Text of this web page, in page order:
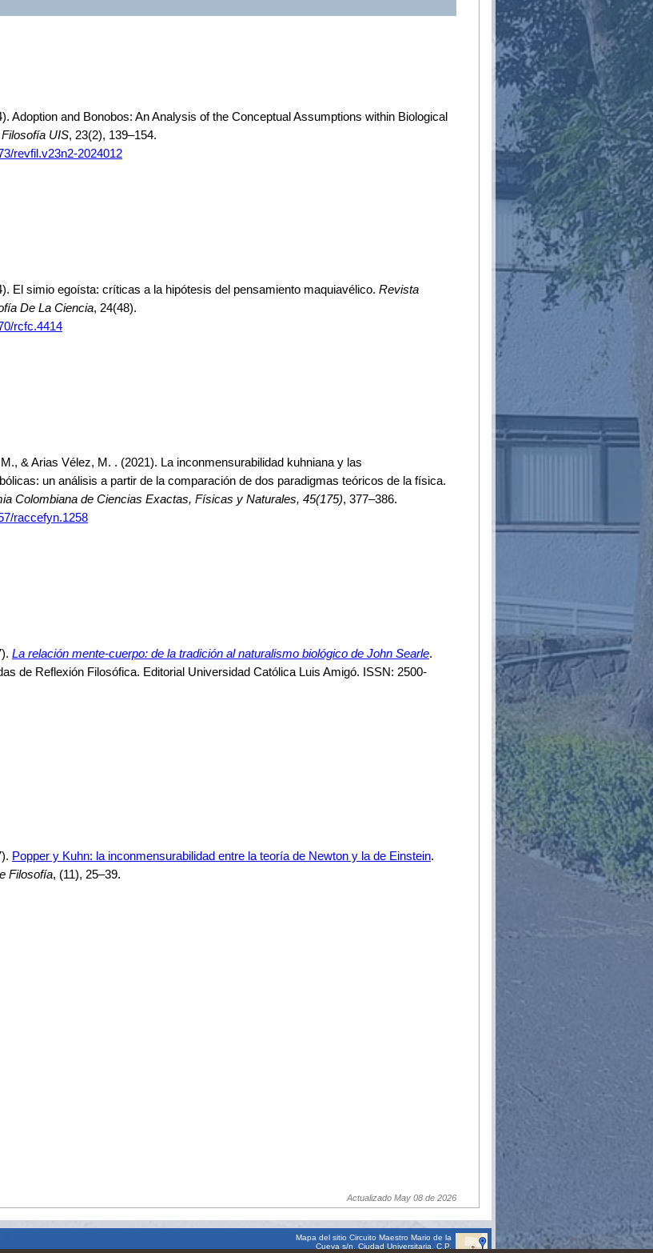
Adoption and Bonobos: An Analysis of the Conceptual Assumptions within Biological
UIS, 23(2), 139–154.
revfil.v23n2-2024012
El simio egoísta: críticas a la hipótesis del pensamiento maquiavélico. Revista
De La Ciencia, 24(48).
rcfc.4414
& Arias Vélez, M. . (2021). La inconmensurabilidad kuhniana y las
un análisis a partir de la comparación de dos paradigmas teóricos de la física.
Colombiana de Ciencias Exactas, Físicas y Naturales, 45(175), 377–386.
raccefyn.1258
La relación mente-cuerpo: de la tradición al naturalismo biológico de John Searle.
de Reflexión Filosófica. Editorial Universidad Católica Luis Amigó. ISSN: 2500-
Popper y Kuhn: la inconmensurabilidad entre la teoría de Newton y la de Einstein.
Filosofía, (11), 25–39.
Actualizado May 08 de 2026
Mapa del sitio Circuito Maestro Mario de la
Cueva s/n, Ciudad Universitaria, C.P.